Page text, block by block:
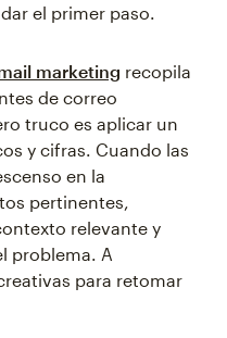
el primer paso.
marketing recopila
de correo
truco es aplicar un
y cifras. Cuando las
en la
pertinentes,
relevante y
problema. A
para retomar